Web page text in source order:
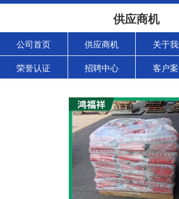
供应商机
公司首页 供应商机 关于
荣誉认证 招聘中心 客户案